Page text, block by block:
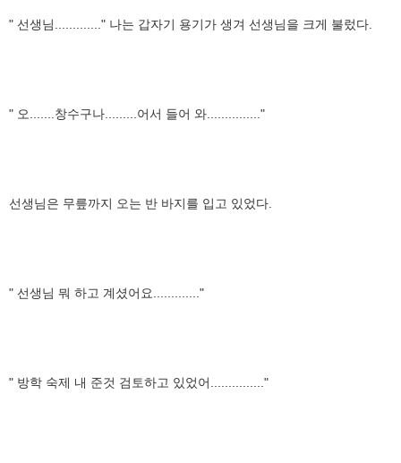
" 선생님............." 나는 갑자기 용기가 생겨 선생님을 크게 불렀다.
" 오.......창수구나.........어서 들어 와..............."
선생님은 무릎까지 오는 반 바지를 입고 있었다.
" 선생님 뭐 하고 계셨어요............."
" 방학 숙제 내 준것 검토하고 있었어..............."